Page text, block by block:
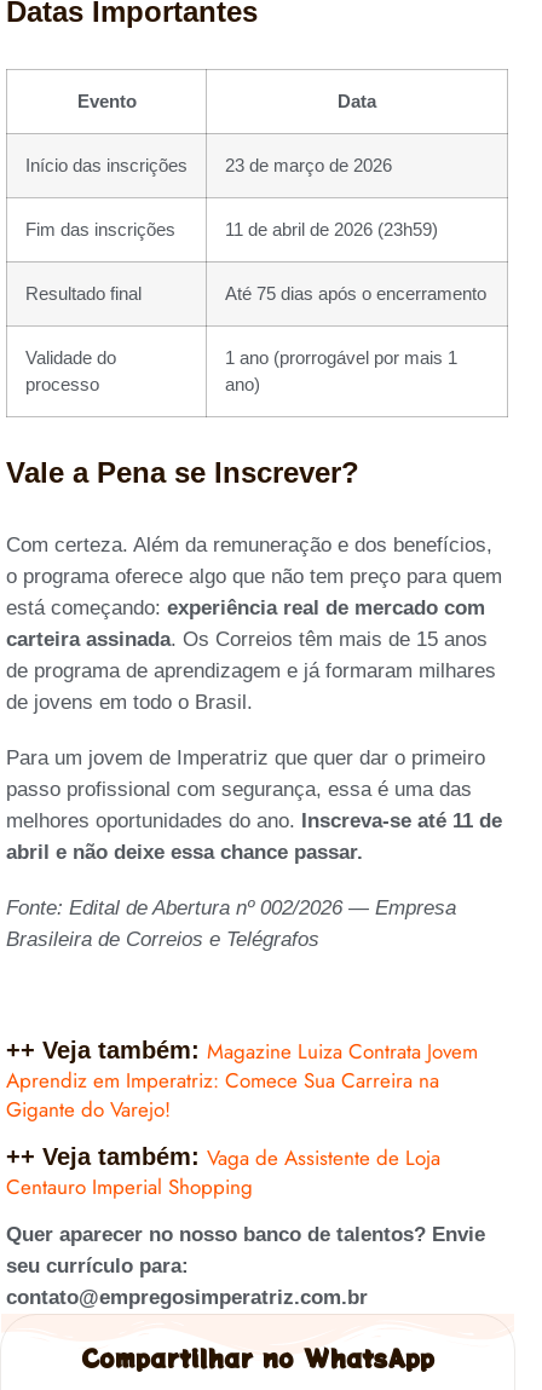
Datas Importantes
Evento Data
Início das inscrições 23 de março de 2026
Fim das inscrições 11 de abril de 2026 (23h59)
Resultado final Até 75 dias após o encerramento
Validade do
processo
1 ano (prorrogável por mais 1
ano)
Vale a Pena se Inscrever?
Com certeza. Além da remuneração e dos benefícios,
o programa oferece algo que não tem preço para quem
está começando: experiência real de mercado com
carteira assinada. Os Correios têm mais de 15 anos
de programa de aprendizagem e já formaram milhares
de jovens em todo o Brasil.
Para um jovem de Imperatriz que quer dar o primeiro
passo profissional com segurança, essa é uma das
melhores oportunidades do ano. Inscreva-se até 11 de
abril e não deixe essa chance passar.
Fonte: Edital de Abertura nº 002/2026 — Empresa
Brasileira de Correios e Telégrafos
++ Veja também: Magazine Luiza Contrata Jovem
Aprendiz em Imperatriz: Comece Sua Carreira na
Gigante do Varejo!
++ Veja também: Vaga de Assistente de Loja
Centauro Imperial Shopping
Quer aparecer no nosso banco de talentos? Envie
seu currículo para:
contato@empregosimperatriz.com.br
Compartilhar no WhatsApp